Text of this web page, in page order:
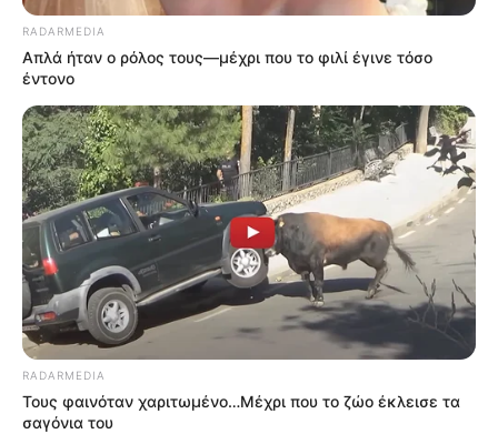
RADARMEDIA
Απλά ήταν ο ρόλος τους—μέχρι που το φιλί έγινε τόσο
έντονο
RADARMEDIA
Τους φαινόταν χαριτωμένο…Μέχρι που το ζώο έκλεισε τα
σαγόνια του